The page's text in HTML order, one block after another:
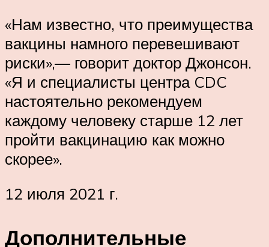
«Нам известно, что преимущества
вакцины намного перевешивают
риски»‎,— говорит доктор Джонсон.
«Я и специалисты центра CDC
настоятельно рекомендуем
каждому человеку старше 12 лет
пройти вакцинацию как можно
скорее».‎
12 июля 2021 г.
Дополнительные